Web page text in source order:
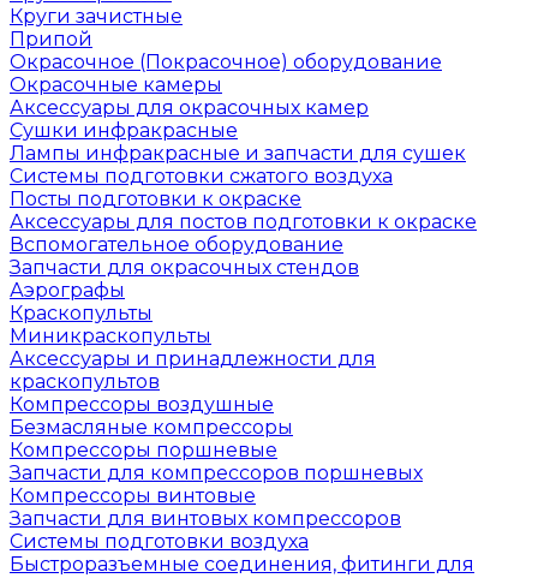
Круги зачистные
Припой
Окрасочное (Покрасочное) оборудование
Окрасочные камеры
Аксессуары для окрасочных камер
Сушки инфракрасные
Лампы инфракрасные и запчасти для сушек
Системы подготовки сжатого воздуха
Посты подготовки к окраске
Аксессуары для постов подготовки к окраске
Вспомогательное оборудование
Запчасти для окрасочных стендов
Аэрографы
Краскопульты
Миникраскопульты
Аксессуары и принадлежности для
краскопультов
Компрессоры воздушные
Безмасляные компрессоры
Компрессоры поршневые
Запчасти для компрессоров поршневых
Компрессоры винтовые
Запчасти для винтовых компрессоров
Системы подготовки воздуха
Быстроразъемные соединения, фитинги для